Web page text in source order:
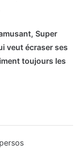
Super
veut écraser ses
toujours les